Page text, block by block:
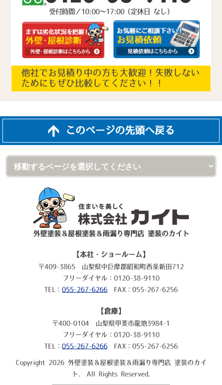
受付時間／10:00～17:00（定休日 なし）
他社でお見積り中の方も大歓迎！失敗しない
ためにもぜひ比較してください！！
このページの先頭へ戻る
外壁塗装＆屋根塗装＆雨漏り専門店 塗装のカイト
【本社・ショールーム】
〒409-3865 山梨県中巨摩郡昭和町西条新田712
フリーダイヤル：0120-38-9110
TEL： 055-267-6266 FAX：055-267-6256
【倉庫】
〒400-0104 山梨県甲斐市龍地3984-1
フリーダイヤル：0120-38-9110
TEL： 055-267-6266 FAX：055-267-6256
Copyright 2026 外壁塗装＆屋根塗装＆雨漏り専門店 塗装のカイ
ト. All Rights Reserved.